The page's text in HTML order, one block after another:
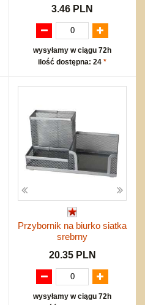
3.46 PLN
wysyłamy w ciągu 72h
ilość dostępna: 24 *
Przybornik na biurko siatka
srebrny
20.35 PLN
wysyłamy w ciągu 72h